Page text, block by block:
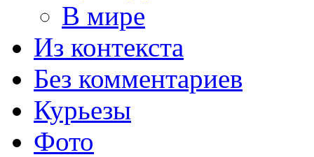
В мире
Из контекста
Без комментариев
Курьезы
Фото